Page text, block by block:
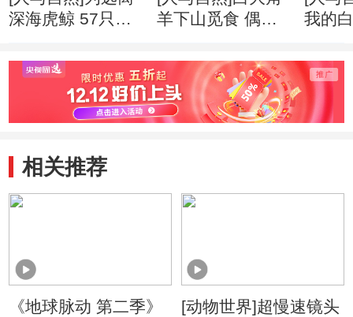
深海虎鲸 57只鲸
来到澳大利亚
羊下山觅食 偶遇
我的
大鱼
相关推荐
《地球脉动 第二季》
[动物世界]超慢速镜头